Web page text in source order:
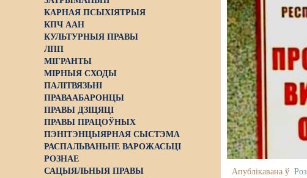
КАРНАЯ ПСЫХІЯТРЫЯ
КПЧ ААН
КУЛЬТУРНЫЯ ПРАВЫ
ЛПП
МІГРАНТЫ
МІРНЫЯ СХОДЫ
ПАЛІТВЯЗЬНІ
ПРАВААБАРОНЦЫ
ПРАВЫ ДЗІЦЯЦІ
ПРАВЫ ПРАЦОЎНЫХ
ПЭНІТЭНЦЫЯРНАЯ СЫСТЭМА
РАСПАЛЬВАНЬНЕ ВАРОЖАСЬЦІ
РОЗНАЕ
САЦЫЯЛЬНЫЯ ПРАВЫ
Апублікавана ў